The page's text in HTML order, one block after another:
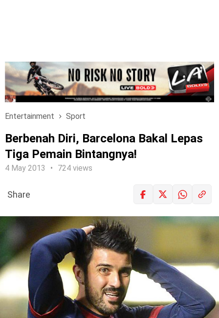
Entertainment Sport
Berbenah Diri, Barcelona Bakal Lepas
Tiga Pemain Bintangnya!
4 May 2013 724 views
LOGIN
Share